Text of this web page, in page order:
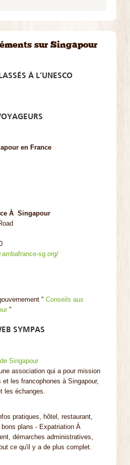
sur Singapour
À L’UNESCO
en France
À Singapour
sg.org/
" Conseils aux
"
SYMPAS
Singapour
association qui a pour mission
les francophones à Singapour,
les échanges.
pratiques, hôtel, restaurant,
plans - Expatriation À
démarches administratives,
ce qu'il y a de plus complet.